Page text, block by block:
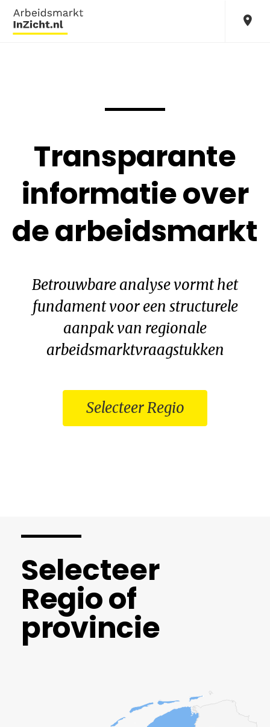
Transparante
informatie over
de arbeidsmarkt
Betrouwbare analyse vormt het
fundament voor een structurele
aanpak van regionale
arbeidsmarktvraagstukken
Selecteer Regio
Selecteer
Regio of
provincie